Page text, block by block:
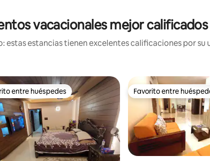
vacacionales mejor
estas estancias tienen excelentes calificaciones por
entre huéspedes
entre huéspedes Favorito entre
Favorito entre